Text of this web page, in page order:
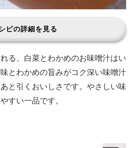
ピの詳細を見る
る、白菜とわかめのお味噌汁はい
とわかめの旨みがコク深い味噌汁
と引くおいしさです。やさしい味
すい一品です。
味噌汁